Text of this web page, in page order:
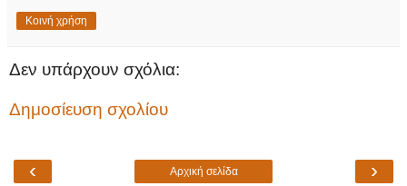
Κοινή χρήση
Δεν υπάρχουν σχόλια:
Δημοσίευση σχολίου
‹ ›
Αρχική σελίδα